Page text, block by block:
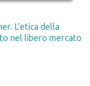
L'etica della
nel libero mercato